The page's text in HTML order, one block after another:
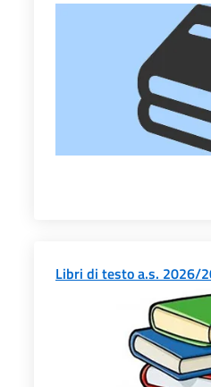
Libri di testo a.s. 2026/